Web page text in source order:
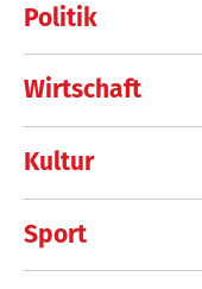
Politik
Wirtschaft
Kultur
Sport